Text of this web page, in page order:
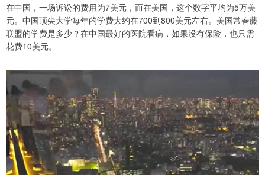
在中国，一场诉讼的费用为7美元，而在美国，这个数字平均为5万美
元。中国顶尖大学每年的学费大约在700到800美元左右。美国常春藤
联盟的学费是多少？在中国最好的医院看病，如果没有保险，也只需
花费10美元。